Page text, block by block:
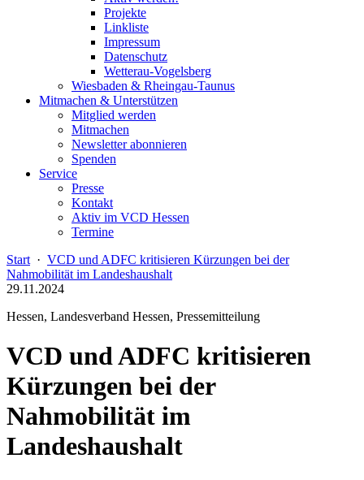
Projekte
Linkliste
Impressum
Datenschutz
Wetterau-Vogelsberg
Wiesbaden & Rheingau-Taunus
Mitmachen & Unterstützen
Mitglied werden
Mitmachen
Newsletter abonnieren
Spenden
Service
Presse
Kontakt
Aktiv im VCD Hessen
Termine
Start · VCD und ADFC kritisieren Kürzungen bei der
Nahmobilität im Landeshaushalt
29.11.2024
Hessen, Landesverband Hessen, Pressemitteilung
VCD und ADFC kritisieren
Kürzungen bei der
Nahmobilität im
Landeshaushalt